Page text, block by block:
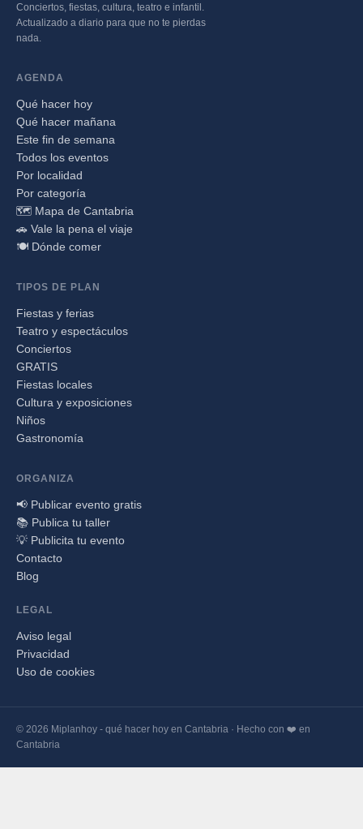
Conciertos, fiestas, cultura, teatro e infantil.
Actualizado a diario para que no te pierdas
nada.
AGENDA
Qué hacer hoy
Qué hacer mañana
Este fin de semana
Todos los eventos
Por localidad
Por categoría
🗺️ Mapa de Cantabria
🚗 Vale la pena el viaje
🍽️ Dónde comer
TIPOS DE PLAN
Fiestas y ferias
Teatro y espectáculos
Conciertos
GRATIS
Fiestas locales
Cultura y exposiciones
Niños
Gastronomía
ORGANIZA
📢 Publicar evento gratis
📚 Publica tu taller
💡 Publicita tu evento
Contacto
Blog
LEGAL
Aviso legal
Privacidad
Uso de cookies
© 2026 Miplanhoy - qué hacer hoy en Cantabria · Hecho con ❤️ en
Cantabria